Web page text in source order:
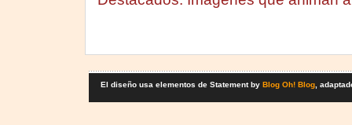
El diseño usa elementos de Statement by Blog Oh! Blog,